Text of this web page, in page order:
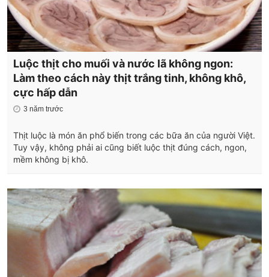
Luộc thịt cho muối và nước lã không ngon:
Làm theo cách này thịt trắng tinh, không khô,
cực hấp dẫn
3 năm trước
Thịt luộc là món ăn phổ biến trong các bữa ăn của người Việt.
Tuy vậy, không phải ai cũng biết luộc thịt đúng cách, ngon,
mềm không bị khô.